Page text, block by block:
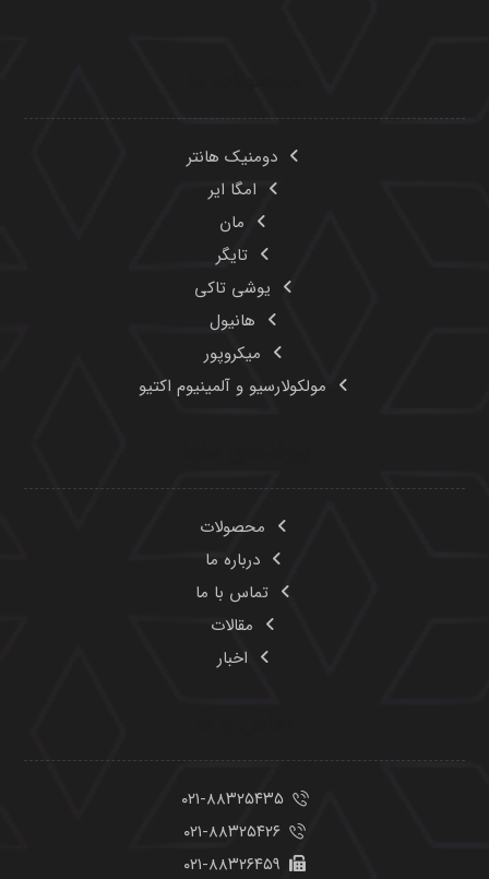
دومنیک هانتر
امگا ایر
مان
تایگر
یوشی تاکی
هانیول
میکروپور
مولکولارسیو و آلمینیوم اکتیو
محصولات
درباره ما
تماس با ما
مقالات
اخبار
۰۲۱-۸۸۳۲۵۴۳۵
۰۲۱-۸۸۳۲۵۴۲۶
۰۲۱-۸۸۳۲۶۴۵۹